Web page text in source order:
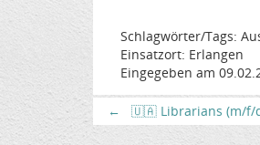
Schlagwörter/Tags:
Einsatzort: Erlangen
Eingegeben am
←
🇺🇦 Librarians (m/f/